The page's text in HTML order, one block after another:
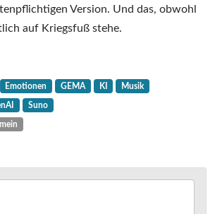
Version. Und das, obwohl
auf Kriegsfuß stehe.
Emotionen GEMA KI Musik
Suno